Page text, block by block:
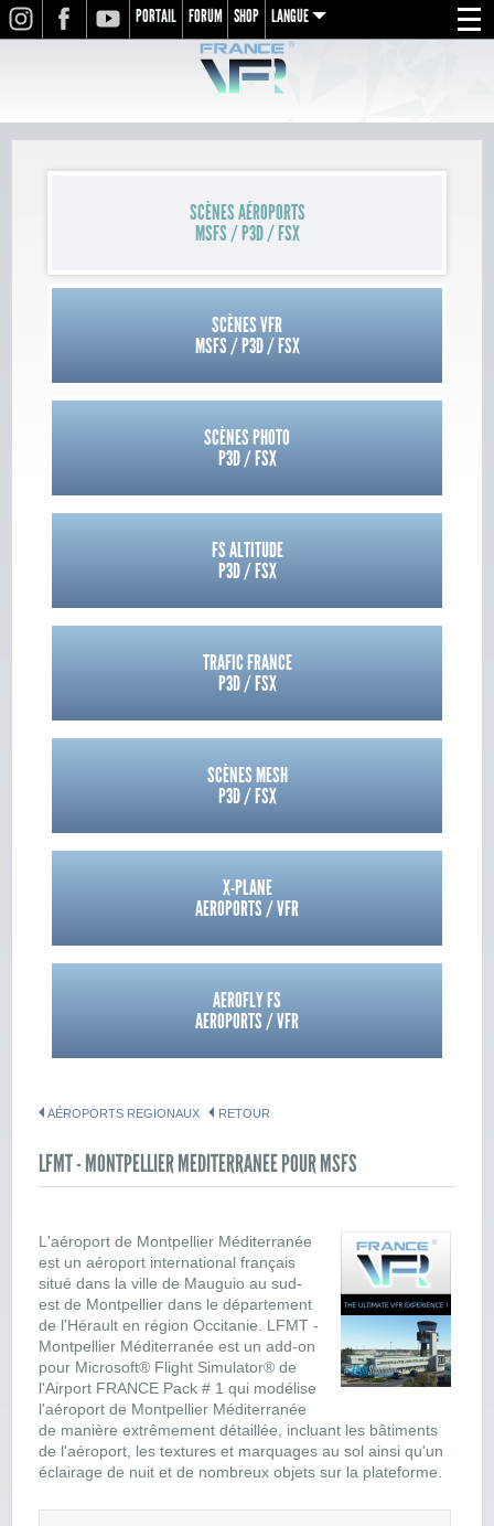
Menu
INSTAGRAMFACEBOOKYOUTUBE
PORTAIL FORUM SHOP LANGUE
de
SCÈNES AÉROPORTS
MSFS / P3D / FSX
SCÈNES VFR
MSFS / P3D / FSX
SCÈNES PHOTO
P3D / FSX
FS ALTITUDE
P3D / FSX
TRAFIC FRANCE
P3D / FSX
SCÈNES MESH
P3D / FSX
X-PLANE
AEROPORTS / VFR
AEROFLY FS
AEROPORTS / VFR
AÉROPORTS REGIONAUX RETOUR
LFMT - MONTPELLIER MEDITERRANEE POUR MSFS
L'aéroport de Montpellier Méditerranée
est un aéroport international français
situé dans la ville de Mauguio au sud-
est de Montpellier dans le département
de l'Hérault en région Occitanie. LFMT -
Montpellier Méditerranée est un add-on
pour Microsoft® Flight Simulator® de
l'Airport FRANCE Pack # 1 qui modélise
l'aéroport de Montpellier Méditerranée
de manière extrêmement détaillée, incluant les bâtiments
de l'aéroport, les textures et marquages au sol ainsi qu'un
éclairage de nuit et de nombreux objets sur la plateforme.